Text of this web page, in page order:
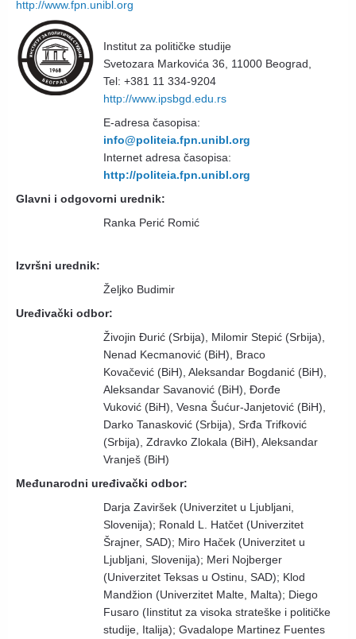
http://www.fpn.unibl.org
Institut za političke studije
Svetozara Markovića 36, 11000 Beograd,
Tel: +381 11 334-9204
http://www.ipsbgd.edu.rs
E-adresa časopisa:
info@politeia.fpn.unibl.org
Internet adresa časopisa:
http://politeia.fpn.unibl.org
Glavni i odgovorni urednik:
Ranka Perić Romić
Izvršni urednik:
Željko Budimir
Uređivački odbor:
Živojin Đurić (Srbija), Milomir Stepić (Srbija),
Nenad Kecmanović (BiH), Braco
Kovačević (BiH), Aleksandar Bogdanić (BiH),
Aleksandar Savanović (BiH), Đorđe
Vuković (BiH), Vesna Šućur-Janjetović (BiH),
Darko Tanasković (Srbija), Srđa Trifković
(Srbija), Zdravko Zlokala (BiH), Aleksandar
Vranješ (BiH)
Međunarodni uređivački odbor:
Darja Zaviršek (Univerzitet u Ljubljani,
Slovenija); Ronald L. Hatčet (Univerzitet
Šrajner, SAD); Miro Haček (Univerzitet u
Ljubljani, Slovenija); Meri Nojberger
(Univerzitet Teksas u Ostinu, SAD); Klod
Mandžion (Univerzitet Malte, Malta); Diego
Fusaro (Iinstitut za visoka strateške i političke
studije, Italija); Gvadalope Martinez Fuentes